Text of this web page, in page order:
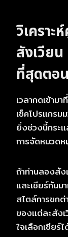
วิเคราะ
สังเวียน
ที่สุดตอ
เวลากดเข้าม
เช็คโปรแกรม
ยิ่งช่วงนี้กระ
การจัดหมวดห
ถ้าท่านลองสัง
และเชียร์กัน
สไตล์การชกต่
ของแต่ละสัง
ใจเลือกเชียร์